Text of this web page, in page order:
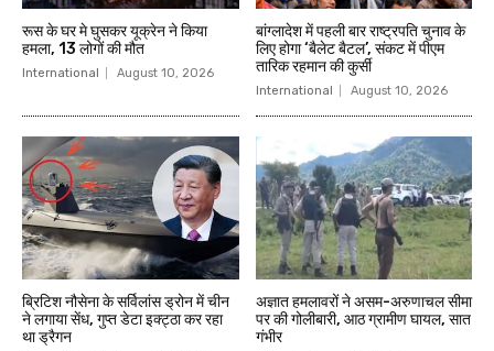
रूस के घर मे घुसकर यूक्रेन ने किया
हमला, 13 लोगों की मौत
International August 10, 2026
बांग्‍लादेश में पहली बार राष्ट्रपति चुनाव के
लिए होगा ‘बैलेट बैटल’, संकट में पीएम
तारिक रहमान की कुर्सी
International August 10, 2026
ब्रिटिश नौसेना के सर्विलांस ड्रोन में चीन
ने लगाया सेंध, गुप्त डेटा इक्ट्ठा कर रहा
था ड्रैगन
अज्ञात हमलावरों ने असम-अरुणाचल सीमा
पर की गोलीबारी, आठ ग्रामीण घायल, सात
गंभीर